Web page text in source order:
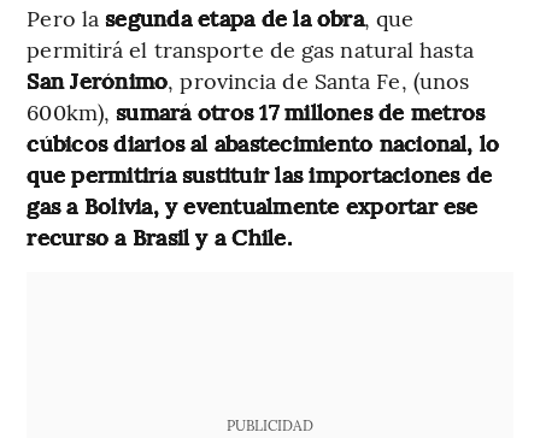
Pero lasegunda etapa de la obra, que
permitirá el transporte de gas natural hasta
San Jerónimo, provincia de Santa Fe, (unos
600km),sumará otros 17 millones de metros
cúbicos diarios al abastecimiento nacional, lo
que permitiría sustituir las importaciones de
gas a Bolivia, y eventualmente exportar ese
recurso a Brasil y a Chile.
PUBLICIDAD